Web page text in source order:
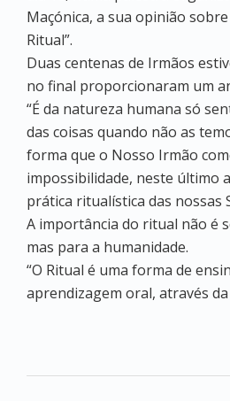
Maçónica, a sua opinião
Ritual”.
Duas centenas de Irmãos
no final proporcionaram um
“É da natureza humana só
das coisas quando não as
forma que o Nosso Irmão
impossibilidade, neste último
prática ritualística das nossas
A importância do ritual não é
mas para a humanidade.
“O Ritual é uma forma de
aprendizagem oral, através